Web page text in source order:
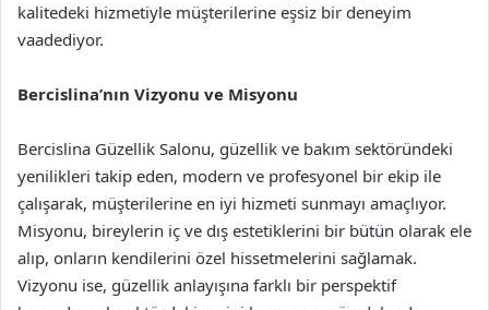
kalitedeki hizmetiyle müşterilerine eşsiz bir deneyim
vaadediyor.
Bercislina’nın Vizyonu ve Misyonu
Bercislina Güzellik Salonu, güzellik ve bakım sektöründeki
yenilikleri takip eden, modern ve profesyonel bir ekip ile
çalışarak, müşterilerine en iyi hizmeti sunmayı amaçlıyor.
Misyonu, bireylerin iç ve dış estetiklerini bir bütün olarak ele
alıp, onların kendilerini özel hissetmelerini sağlamak.
Vizyonu ise, güzellik anlayışına farklı bir perspektif